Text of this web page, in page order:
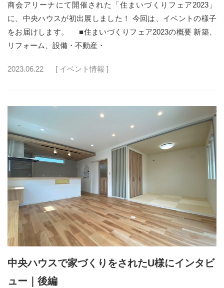
商会アリーナにて開催された「住まいづくりフェア2023」
に、中央ハウスが初出展しました！ 今回は、イベントの様子
をお届けします。 ■住まいづくりフェア2023の概要 新築、
リフォーム、設備・不動産・
2023.06.22 [ イベント情報 ]
中央ハウスで家づくりをされたU様にインタビ
ュー｜後編